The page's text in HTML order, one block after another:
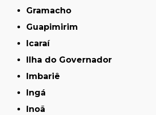
Gramacho
Guapimirim
Icaraí
Ilha do Governador
Imbariê
Ingá
Inoã